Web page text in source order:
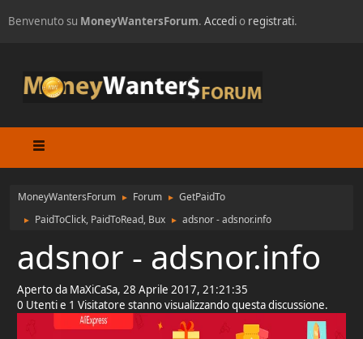
Benvenuto su MoneyWantersForum. Accedio registrati.
MoneyWantersForum ► Forum ► GetPaidTo
► PaidToClick, PaidToRead, Bux ► adsnor - adsnor.info
adsnor - adsnor.info
Aperto da MaXiCaSa, 28 Aprile 2017, 21:21:35
0 Utenti e 1 Visitatore stanno visualizzando questa discussione.